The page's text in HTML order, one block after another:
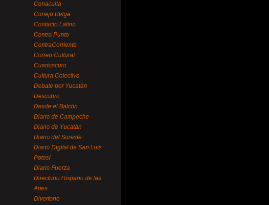
Conaculta
Conejo Belga
Contacto Latino
Contra Punto
ContraCorriente
Correo Cultural
Cuartoscuro
Cultura Colectiva
Debate por Yucatán
Descubro
Desde el Balcón
Diario de Campeche
Diario de Yucatán
Diario del Sureste
Diario Digital de San Luis
Potosí
Diario Fuerza
Directorio Hispano de las
Artes
Divertorio